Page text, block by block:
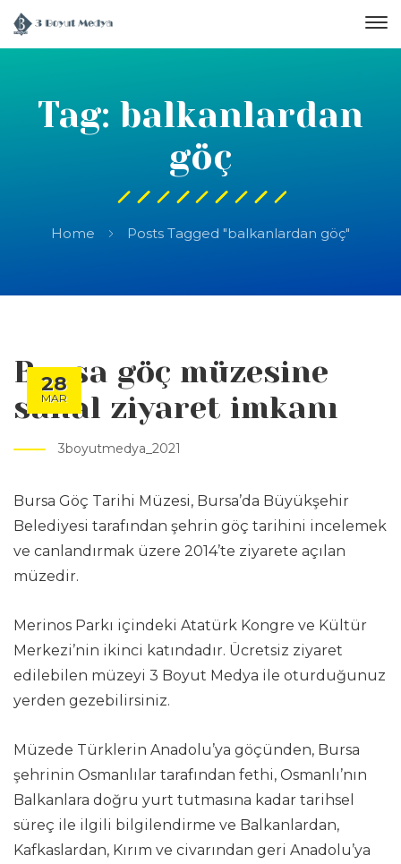
Tag: balkanlardan
göç
Home Posts Tagged "balkanlardan göç"
28
MAR
Bursa göç müzesine
sanal ziyaret imkanı
3boyutmedya_2021
Bursa Göç Tarihi Müzesi, Bursa’da Büyükşehir
Belediyesi tarafından şehrin göç tarihini incelemek
ve canlandırmak üzere 2014’te ziyarete açılan
müzedir.
Merinos Parkı içindeki Atatürk Kongre ve Kültür
Merkezi’nin ikinci katındadır. Ücretsiz ziyaret
edilebilen müzeyi 3 Boyut Medya ile oturduğunuz
yerden gezebilirsiniz.
Müzede Türklerin Anadolu’ya göçünden, Bursa
şehrinin Osmanlılar tarafından fethi, Osmanlı’nın
Balkanlara doğru yurt tutmasına kadar tarihsel
süreç ile ilgili bilgilendirme ve Balkanlardan,
Kafkaslardan, Kırım ve civarından geri Anadolu’ya